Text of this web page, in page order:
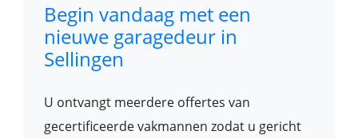
Begin vandaag met een
nieuwe garagedeur in
Sellingen
U ontvangt meerdere offertes van
gecertificeerde vakmannen zodat u gericht